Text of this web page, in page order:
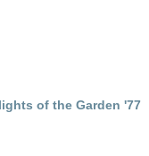
of the Garden '77